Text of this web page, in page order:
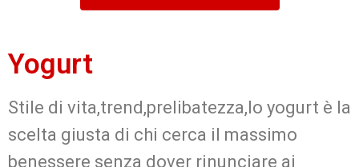
Yogurt
Stile di vita,trend,prelibatezza,lo yogurt è la
scelta giusta di chi cerca il massimo
benessere senza dover rinunciare ai